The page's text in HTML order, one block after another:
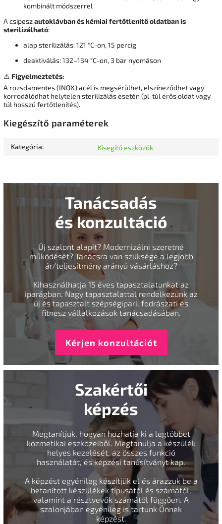
kombinált módszerrel
A csipeszautoklávban és kémiai fertőtlenítő oldatban is
sterilizálható:
alap sterilizálás: 121 °C-on, 15 percig
deaktiválás: 132–134 °C-on, 3 bar nyomáson
⚠️ Figyelmeztetés:
A rozsdamentes (INOX) acél is megsérülhet, elszíneződhet vagy
korrodálódhat helytelen sterilizálás esetén (pl. túl erős oldat vagy
túl hosszú fertőtlenítés).
Kiegészítő paraméterek
Kategória: Kisegítő eszközök
Tanácsadás
és konzultáció
Új szalont alapít? Modernizálni szeretné
működését? Tanácsra van szüksége a legjobb
ár/teljesítmény arányú vásárláshoz?
Kihasználhatja 15 éves tapasztalatunkat az
iparágban. Nagy tapasztalattal rendelkezünk az
új és tapasztalt szépségipari, fodrászati és
fitnesz vállalkozások tanácsadásában.
Kérjen konzultációt
Szakértői
képzés
Megtanítjuk, hogyan hozhatja ki a legtöbbet
kozmetikai eszközeiből. Megtanulja a készülék
helyes kezelését, az összes funkció
használatát, és képzési tanúsítványt kap.
A képzést egyénileg készítjük el és árazzuk be a
betanított készülékek típusától és számától,
valamint a résztvevők számától függően. A
szalonjában egyénileg is tartunk Önnek
képzést.